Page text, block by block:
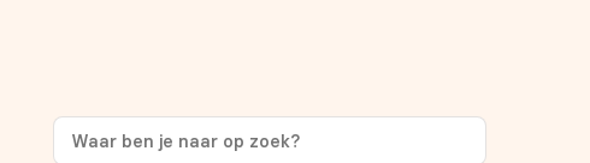
op je eerste aankoop!